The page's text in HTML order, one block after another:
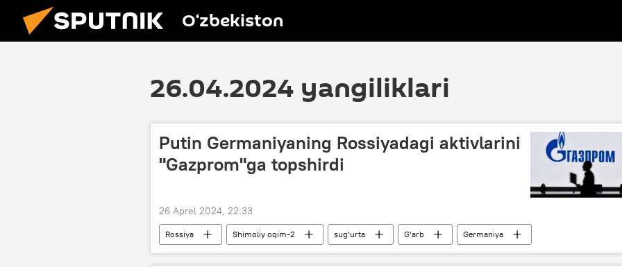
O‘zbekiston
26.04.2024 yangiliklari
Putin Germaniyaning Rossiyadagi aktivlarini
"Gazprom"ga topshirdi
26 Aprel 2024, 22:33
Rossiya Shimoliy oqim-2 sug‘urta G‘arb
Germaniya
Shvetsiya
Daniya